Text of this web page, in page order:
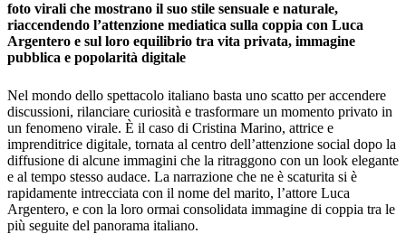
foto virali che mostrano il suo stile sensuale e naturale,
riaccendendo l’attenzione mediatica sulla coppia con Luca
Argentero e sul loro equilibrio tra vita privata, immagine
pubblica e popolarità digitale
Nel mondo dello spettacolo italiano basta uno scatto per accendere
discussioni, rilanciare curiosità e trasformare un momento privato in
un fenomeno virale. È il caso di Cristina Marino, attrice e
imprenditrice digitale, tornata al centro dell’attenzione social dopo la
diffusione di alcune immagini che la ritraggono con un look elegante
e al tempo stesso audace. La narrazione che ne è scaturita si è
rapidamente intrecciata con il nome del marito, l’attore Luca
Argentero, e con la loro ormai consolidata immagine di coppia tra le
più seguite del panorama italiano.